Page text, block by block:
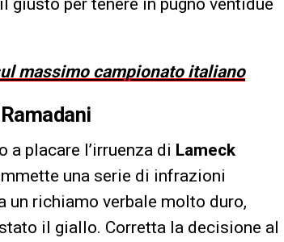
massimo campionato italiano
placare l’irruenza di Lameck
una serie di infrazioni
un richiamo verbale molto duro,
il giallo. Corretta la decisione al